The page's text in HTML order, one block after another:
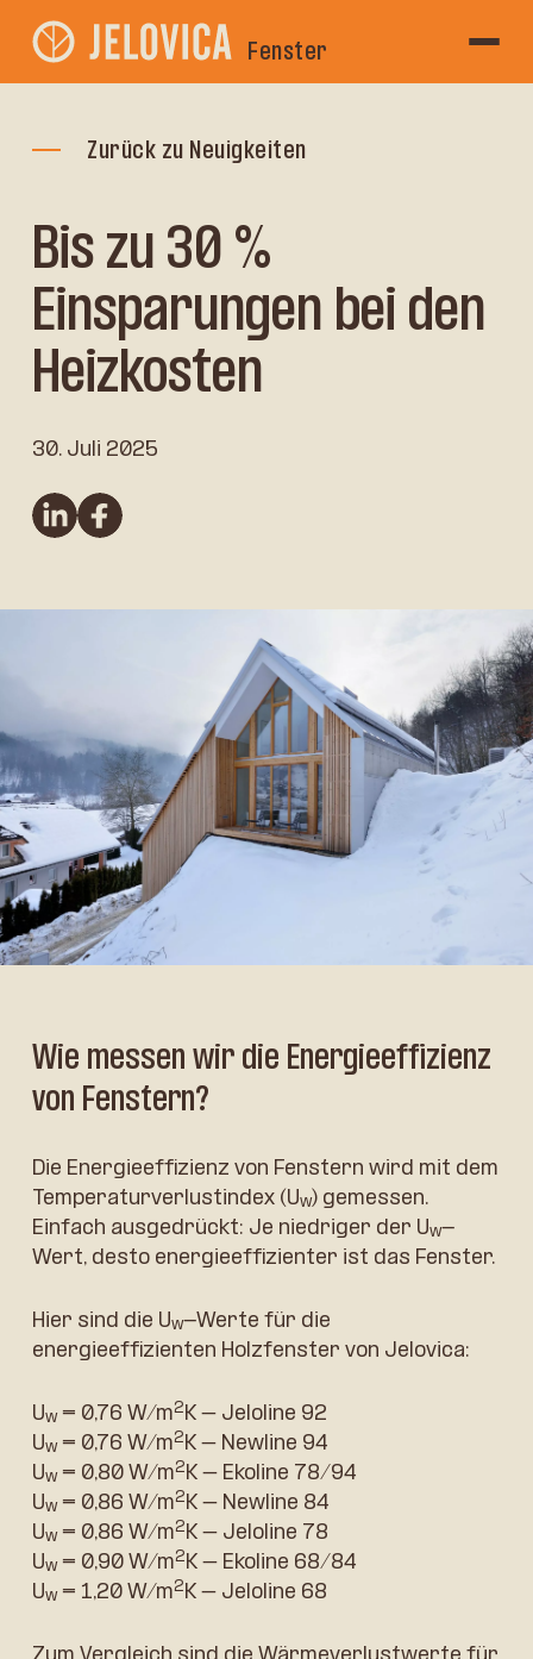
Fenster
Zurück zu Neuigkeiten
Bis zu 30 %
Einsparungen bei den
Heizkosten
30. Juli 2025
linkedinFacebook
Wie messen wir die Energieeffizienz
von Fenstern?
Die Energieeffizienz von Fenstern wird mit dem
Temperaturverlustindex (Uw) gemessen.
Einfach ausgedrückt: Je niedriger der Uw-
Wert, desto energieeffizienter ist das Fenster.
Hier sind die Uw-Werte für die
energieeffizienten Holzfenster von Jelovica:
Uw= 0,76 W/m2 K – Jeloline 92
Uw= 0,76 W/m2 K – Newline 94
Uw= 0,80 W/m2 K – Ekoline 78/94
Uw= 0,86 W/m2 K – Newline 84
Uw= 0,86 W/m2 K – Jeloline 78
Uw= 0,90 W/m2 K – Ekoline 68/84
Uw= 1,20 W/m2 K – Jeloline 68
Zum Vergleich sind die Wärmeverlustwerte für